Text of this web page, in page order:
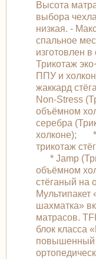
Высота
выбора
низкая. -
спальное
изготовлен
Трикотаж
ППУ и
жаккард
Non-Stress
объёмном
серебра
холконе); *
трикотаж
* Jamp
объёмном
стёганый на
шахматка»
матрасов.
блок класса
повышенный